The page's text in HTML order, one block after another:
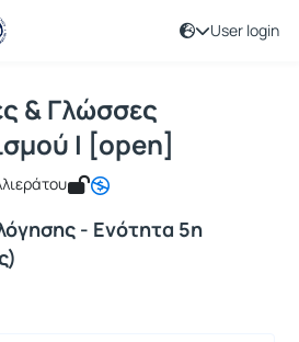
User login
& Γλώσσες
& Γλώσσες
Ι [open]
- Ενότητα 5η